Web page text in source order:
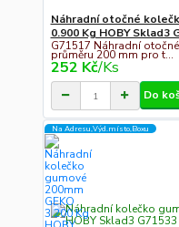
Náhradní otočné
0.900 Kg HOBY Sklad3
G71517 Náhradní
průměru 200 mm pro t...
252 Kč/Ks
Do
Na Adresu,Výd.místo,Boxu